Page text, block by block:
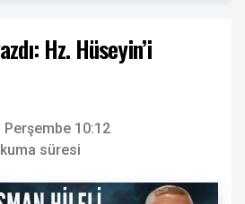
Hz. Hüseyin’i
10:12
süresi